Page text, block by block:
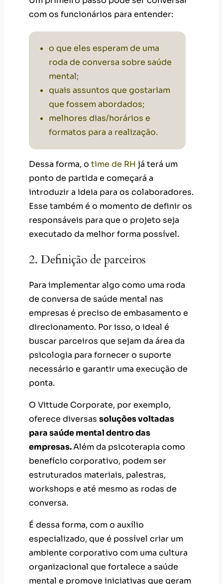
com os funcionários para entender:
o que eles esperam de uma
roda de conversa sobre saúde
mental;
quais assuntos que gostariam
que fossem abordados;
melhores dias/horários e
formatos para a realização.
Dessa forma, o time de RH já terá um
ponto de partida e começará a
introduzir a ideia para os colaboradores.
Esse também é o momento de definir os
responsáveis para que o projeto seja
executado da melhor forma possível.
2. Definição de parceiros
Para implementar algo como uma roda
de conversa de saúde mental nas
empresas é preciso de embasamento e
direcionamento. Por isso, o ideal é
buscar parceiros que sejam da área da
psicologia para fornecer o suporte
necessário e garantir uma execução de
ponta.
O Vittude Corporate, por exemplo,
oferece diversas soluções voltadas
para saúde mental dentro das
empresas.Além da psicoterapia como
benefício corporativo, podem ser
estruturados materiais, palestras,
workshops e até mesmo as rodas de
conversa.
É dessa forma, com o auxílio
especializado, que é possível criar um
ambiente corporativo com uma cultura
organizacional que fortalece a saúde
mental e promove iniciativas que geram